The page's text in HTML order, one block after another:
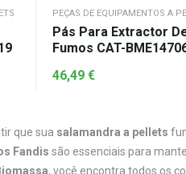
PEÇAS DE EQUIPAMENTOS A
Pás Para Extractor
Fumos CAT-
46,49€
que sua salamandra a pellets
Fandis são essenciais para
, você encontra todos os